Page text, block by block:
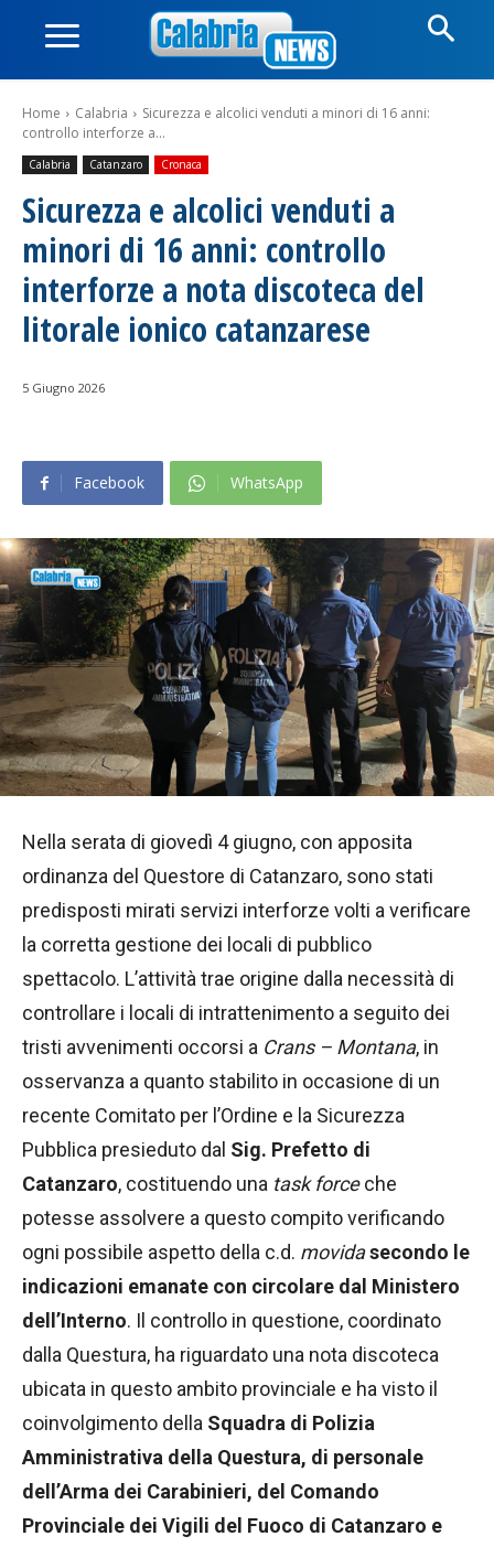
Home Calabria
Sicurezza e alcolici venduti a minori di 16 anni:
controllo interforze a...
Calabria Catanzaro Cronaca
Sicurezza e alcolici venduti a
minori di 16 anni: controllo
interforze a nota discoteca del
litorale ionico catanzarese
5 Giugno 2026
Facebook WhatsApp
Nella serata di giovedì 4 giugno, con apposita
ordinanza del Questore di Catanzaro, sono stati
predisposti mirati servizi interforze volti a verificare
la corretta gestione dei locali di pubblico
spettacolo. L’attività trae origine dalla necessità di
controllare i locali di intrattenimento a seguito dei
tristi avvenimenti occorsi a Crans – Montana, in
osservanza a quanto stabilito in occasione di un
recente Comitato per l’Ordine e la Sicurezza
Pubblica presieduto dal Sig. Prefetto di
Catanzaro, costituendo una task forceche
potesse assolvere a questo compito verificando
ogni possibile aspetto della c.d. movidasecondo le
indicazioni emanate con circolare dal Ministero
dell’Interno. Il controllo in questione, coordinato
dalla Questura, ha riguardato una nota discoteca
ubicata in questo ambito provinciale e ha visto il
coinvolgimento della Squadra di Polizia
Amministrativa della Questura, di personale
dell’Arma dei Carabinieri, del Comando
Provinciale dei Vigili del Fuoco di Catanzaro e